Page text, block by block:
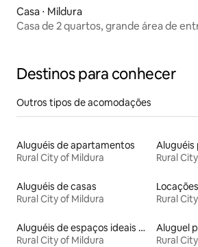
Casa ⋅ Mildura
Casa de 2 quartos, grande área de
Destinos para conhecer
Outros tipos de acomodações
Aluguéis de apartamentos
Rural City of Mildura
Rural
Aluguéis de casas
Rural City of Mildura
Rural
Aluguéis de espaços ideais para famílias
Rural City of Mildura
Rural